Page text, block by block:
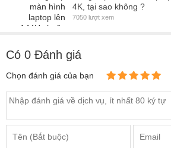
Dịch Vụ:
- Miễn phí công thay thế
màn hình Laptop
- Thay màn hình Laptop Dell Latitude
Giá Niêm Yết + Dịch vụ
4K, tại sao không ?
7050 lượt xem
Có 0 Đánh giá
Chọn đánh giá của bạn